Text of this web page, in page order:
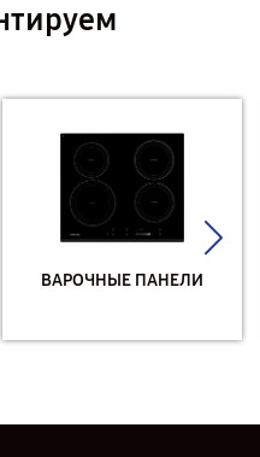
ВАРОЧНЫЕ ПАНЕЛИ